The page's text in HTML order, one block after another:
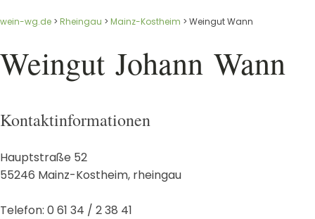
wein-wg.de > Rheingau > Mainz-Kostheim > Weingut Wann
Weingut Johann Wann
Kontaktinformationen
Hauptstraße 52
55246 Mainz-Kostheim, rheingau
Telefon: 0 61 34 / 2 38 41